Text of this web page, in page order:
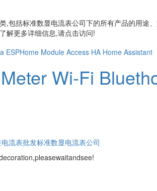
,包括标准数显电流表公司下的所有产品的用途
解更多详细信息,请点击访问!
Wi-Fi
流表批发标准数显电流表公司